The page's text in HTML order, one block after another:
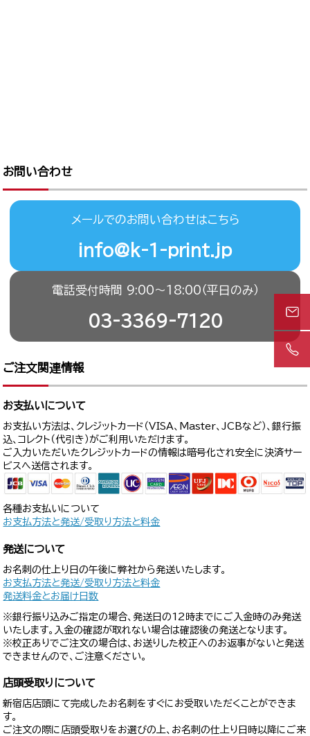
お問い合わせ
メールでのお問い合わせはこちら
info@k-1-print.jp
電話受付時間 9:00〜18:00（平日のみ）
03-3369-7120
ご注文関連情報
お支払いについて
お支払い方法は、クレジットカード（VISA、Master、JCBなど）、銀行振
込、コレクト（代引き）がご利用いただけます。
ご入力いただいたクレジットカードの情報は暗号化され安全に決済サー
ビスへ送信されます。
各種お支払いについて
お支払方法と発送/受取り方法と料金
発送について
お名刺の仕上り日の午後に弊社から発送いたします。
お支払方法と発送/受取り方法と料金
発送料金とお届け日数
※銀行振り込みご指定の場合、発送日の12時までにご入金時のみ発送
いたします。入金の確認が取れない場合は確認後の発送となります。
※校正ありでご注文の場合は、お送りした校正へのお返事がないと発送
できませんので、ご注意ください。
店頭受取りについて
新宿店店頭にて完成したお名刺をすぐにお受取いただくことができま
す。
ご注文の際に店頭受取りをお選びの上、お名刺の仕上り日時以降にご来